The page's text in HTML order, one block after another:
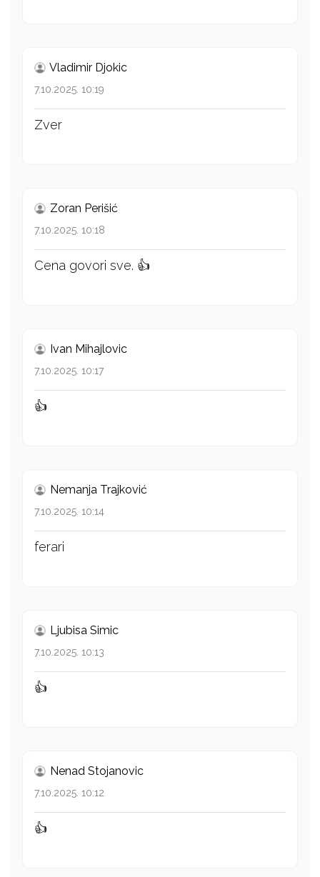
Vladimir Djokic
7.10.2025. 10:19
Zver
Zoran Perišić
7.10.2025. 10:18
Cena govori sve. 👍
Ivan Mihajlovic
7.10.2025. 10:17
👍
Nemanja Trajković
7.10.2025. 10:14
ferari
Ljubisa Simic
7.10.2025. 10:13
👍
Nenad Stojanovic
7.10.2025. 10:12
👍